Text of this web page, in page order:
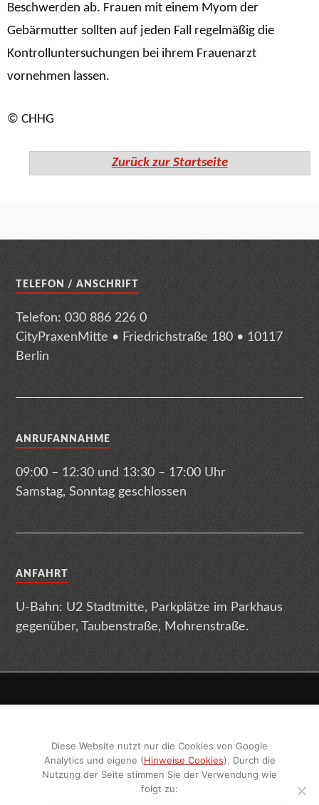
Beschwerden ab. Frauen mit einem Myom der
Gebärmutter sollten auf jeden Fall regelmäßig die
Kontrolluntersuchungen bei ihrem Frauenarzt
vornehmen lassen.
© CHHG
Zurück zur Startseite
TELEFON / ANSCHRIFT
Telefon: 030 886 226 0
CityPraxenMitte • Friedrichstraße 180 • 10117
Berlin
ANRUFANNAHME
09:00 – 12:30 und 13:30 – 17:00 Uhr
Samstag, Sonntag geschlossen
ANFAHRT
U-Bahn: U2 Stadtmitte, Parkplätze im Parkhaus
gegenüber, Taubenstraße, Mohrenstraße.
Sitemap Geschlechtsneutrale Texte
Videoüberwachung
Diese Website nutzt nur die Cookies von Google
Analytics und eigene (Hinweise Cookies). Durch die
Nutzung der Seite stimmen Sie der Verwendung wie
folgt zu: